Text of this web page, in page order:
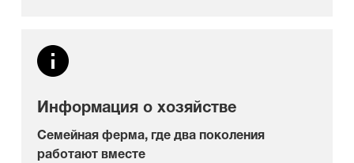
Информация о хозяйстве
Семейная ферма, где два поколения
работают вместе